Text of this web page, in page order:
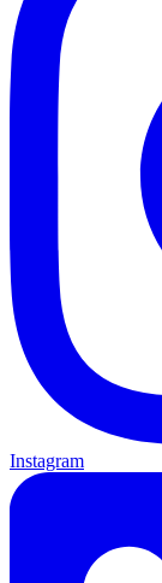
Instagram